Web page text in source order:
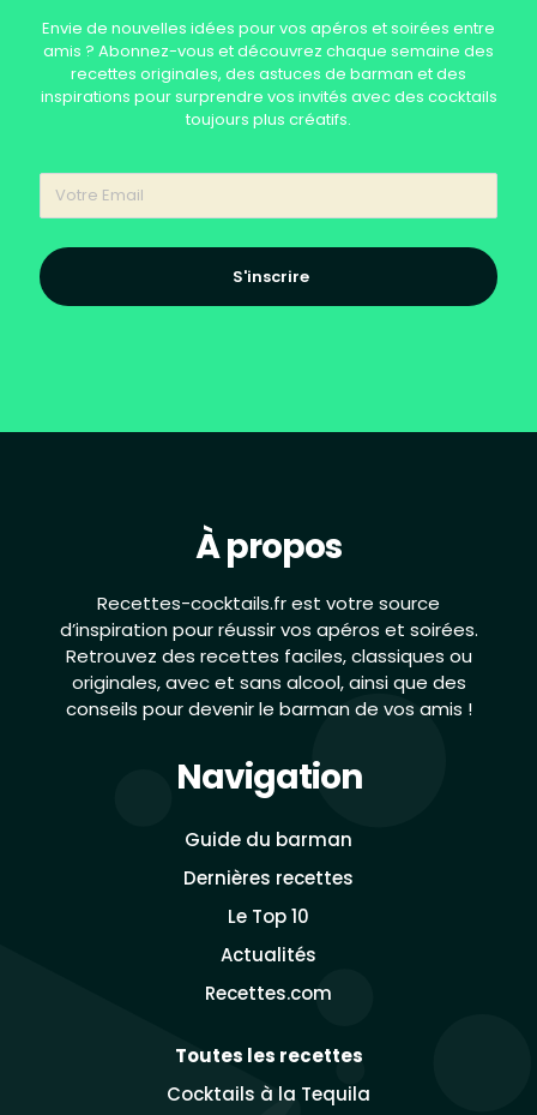
Envie de nouvelles idées pour vos apéros et soirées entre
amis ? Abonnez-vous et découvrez chaque semaine des
recettes originales, des astuces de barman et des
inspirations pour surprendre vos invités avec des cocktails
toujours plus créatifs.
S'inscrire
À propos
Recettes-cocktails.fr est votre source
d’inspiration pour réussir vos apéros et soirées.
Retrouvez des recettes faciles, classiques ou
originales, avec et sans alcool, ainsi que des
conseils pour devenir le barman de vos amis !
Navigation
Guide du barman
Dernières recettes
Le Top 10
Actualités
Recettes.com
Toutes les recettes
Cocktails à la Tequila